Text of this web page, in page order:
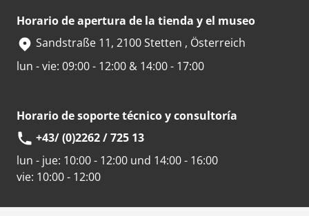
Horario de apertura de la tienda y el museo
Sandstraße 11, 2100 Stetten , Österreich
lun - vie: 09:00 - 12:00 & 14:00 - 17:00
Horario de soporte técnico y consultoría
+43/ (0)2262 / 725 13
lun - jue: 10:00 - 12:00 und 14:00 - 16:00
vie: 10:00 - 12:00